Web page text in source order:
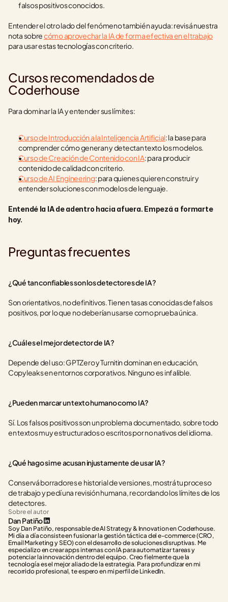
falsos positivos conocidos.
Entender el otro lado del fenómeno también ayuda: revisá nuestra
nota sobre cómo aprovechar la IA de forma efectiva en el trabajo
para usar estas tecnologías con criterio.
Cursos recomendados de
Coderhouse
Para dominar la IA y entender sus límites:
Curso de Introducción a la Inteligencia Artificial: la base para
comprender cómo generan y detectan texto los modelos.
Curso de Creación de Contenido con IA: para producir
contenido de calidad con criterio.
Curso de AI Engineering: para quienes quieren construir y
entender soluciones con modelos de lenguaje.
Entendé la IA de adentro hacia afuera. Empezá a formarte
hoy.
Preguntas frecuentes
¿Qué tan confiables son los detectores de IA?
Son orientativos, no definitivos. Tienen tasas conocidas de falsos
positivos, por lo que no deberían usarse como prueba única.
¿Cuál es el mejor detector de IA?
Depende del uso: GPTZero y Turnitin dominan en educación,
Copyleaks en entornos corporativos. Ninguno es infalible.
¿Pueden marcar un texto humano como IA?
Sí. Los falsos positivos son un problema documentado, sobre todo
en textos muy estructurados o escritos por no nativos del idioma.
¿Qué hago si me acusan injustamente de usar IA?
Conservá borradores e historial de versiones, mostrá tu proceso
de trabajo y pedí una revisión humana, recordando los límites de los
detectores.
Sobre el autor
Dan Patiño
Soy Dan Patiño, responsable de AI Strategy & Innovation en Coderhouse.
Mi día a día consiste en fusionar la gestión táctica del e-commerce (CRO,
Email Marketing y SEO) con el desarrollo de soluciones disruptivas. Me
especializo en crear apps internas con IA para automatizar tareas y
potenciar la innovación dentro del equipo. Creo fielmente que la
tecnología es el mejor aliado de la estrategia. Para profundizar en mi
recorrido profesional, te espero en mi perfil de LinkedIn.